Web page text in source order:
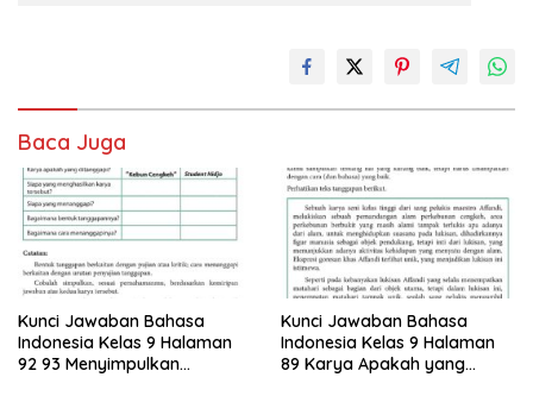
Baca Juga
Kunci Jawaban Bahasa
Indonesia Kelas 9 Halaman
92 93 Menyimpulkan
Kunci Jawaban Bahasa
Indonesia Kelas 9 Halaman
89 Karya Apakah yang